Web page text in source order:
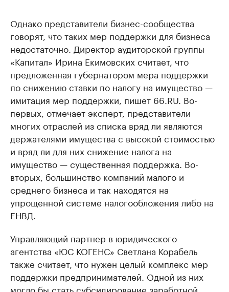
Однако представители бизнес-сообщества
говорят, что таких мер поддержки для бизнеса
недостаточно. Директор аудиторской группы
«Капитал» Ирина Екимовских считает, что
предложенная губернатором мера поддержки
по снижению ставки по налогу на имущество —
имитация мер поддержки, пишет 66.RU. Во-
первых, отмечает эксперт, представители
многих отраслей из списка вряд ли являются
держателями имущества с высокой стоимостью
и вряд ли для них снижение налога на
имущество — существенная поддержка. Во-
вторых, большинство компаний малого и
среднего бизнеса и так находятся на
упрощенной системе налогообложения либо на
ЕНВД.
Управляющий партнер в юридического
агентства «ЮС КОГЕНС» Светлана Корабель
также считает, что нужен целый комплекс мер
поддержки предпринимателей. Одной из них
могло бы стать субсидирование заработной